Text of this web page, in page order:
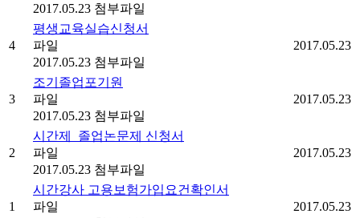
2017.05.23 첨부파일
4
평생교육실습신청서
파일
2017.05.23 첨부파일
2017.05.23
3
조기졸업포기원
파일
2017.05.23 첨부파일
2017.05.23
2
시간제_졸업논문제 신청서
파일
2017.05.23 첨부파일
2017.05.23
1
시간강사 고용보험가입요건확인서
파일
2017.05.23